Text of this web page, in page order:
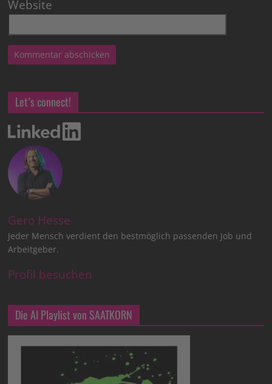
Website
Let’s connect!
Gero Hesse
Jeder Mensch verdient den bestmöglich passenden Job und
Arbeitgeber.
Profil besuchen
Die AI Playlist von SAATKORN